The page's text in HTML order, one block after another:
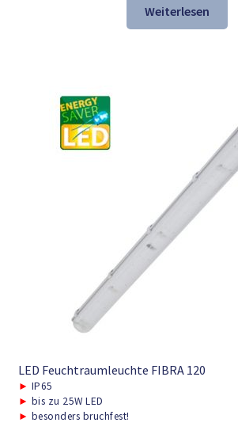
war:
17,71 €
ist:
11,98 €.
Weiterlesen
LED Feuchtraumleuchte FIBRA 120
► IP65
► bis zu 25W LED
► besonders bruchfest!